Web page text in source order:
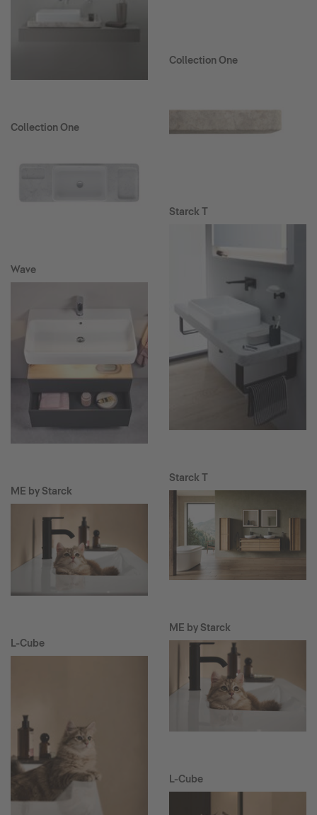
Collection One
Wave
ME by Starck
L-Cube
Collection One
Starck T
Starck T
ME by Starck
L-Cube